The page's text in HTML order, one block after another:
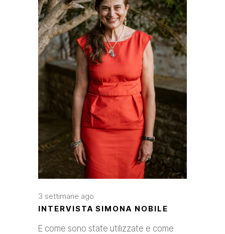
3 settimane ago
INTERVISTA SIMONA NOBILE
E come sono state utilizzate e come